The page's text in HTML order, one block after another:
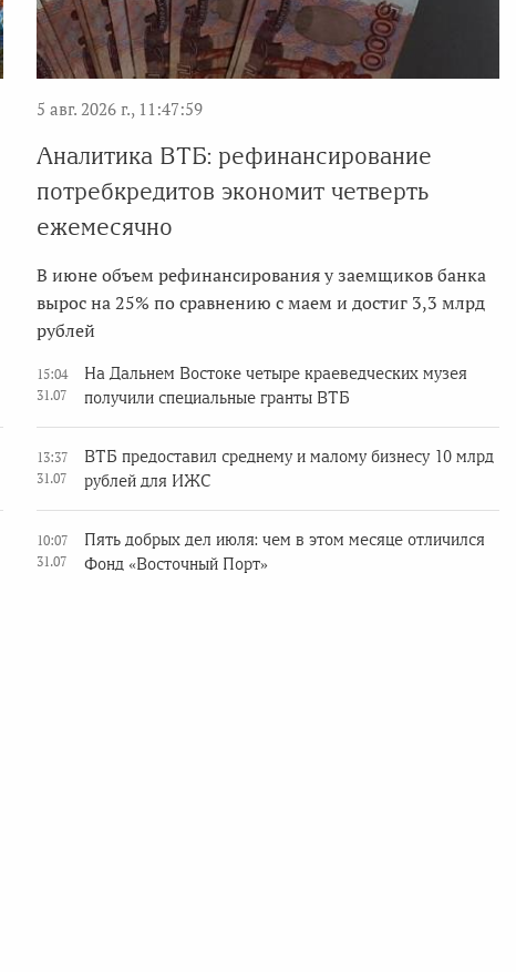
5 авг. 2026 г., 11:47:59
Аналитика ВТБ: рефинансирование
потребкредитов экономит четверть
ежемесячно
В июне объем рефинансирования у заемщиков банка
вырос на 25% по сравнению с маем и достиг 3,3 млрд
рублей
15:04
31.07
На Дальнем Востоке четыре краеведческих музея
получили специальные гранты ВТБ
13:37
31.07
ВТБ предоставил среднему и малому бизнесу 10 млрд
рублей для ИЖС
10:07
31.07
Пять добрых дел июля: чем в этом месяце отличился
Фонд «Восточный Порт»